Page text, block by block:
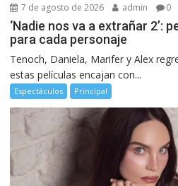
7 de agosto de 2026 admin 0
‘Nadie nos va a extrañar 2’:
para cada personaje
Tenoch, Daniela, Marifer y Alex
estas películas encajan con...
Espectáculos Principal